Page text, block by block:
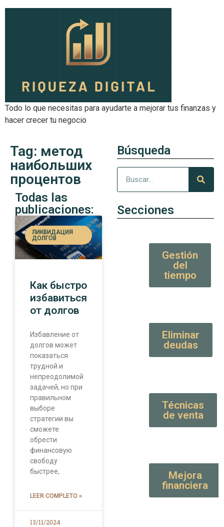
Todo lo que necesitas para ayudarte a mejorar tus finanzas y
hacer crecer tu negocio
Tag: метод
наибольших
процентов
Todas las
publicaciones:
ЛИКВИДАЦИЯ
ДОЛГОВ
Как быстро
избавиться
от долгов
Избавление от
долгов может
показаться
трудной и
непреодолимой
задачей, но при
правильном
выборе
стратегии вы
сможете
обрести
финансовую
свободу
быстрее,
LEER COMPLETO »
13/11/2024
Búsqueda
Secciones
Gestión
del
tiempo
Eliminar
deudas
Técnicas
de venta
Mejora
financiera